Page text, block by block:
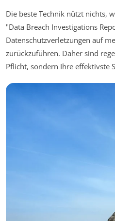
Die beste Technik nützt nichts,
"Data Breach Investigations
Datenschutzverletzungen auf
zurückzuführen. Daher sind
Pflicht, sondern Ihre effektivste